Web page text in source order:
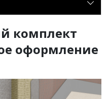
комплект
оформление